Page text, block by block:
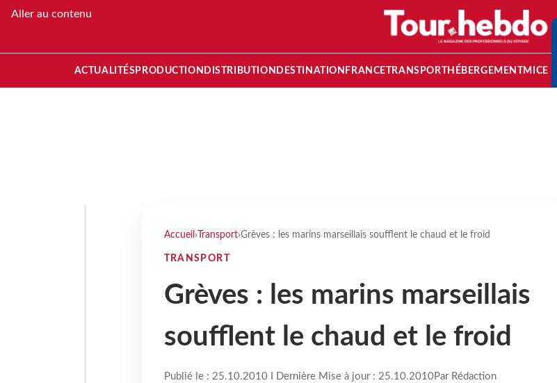
Aller au contenu
ACTUALITÉS PRODUCTION DISTRIBUTION DESTINATION FRANCETRANSPORT HÉBERGEMENTMICE
Accueil › Transport›Grèves : les marins marseillais soufflent le chaud et le froid
TRANSPORT
Grèves : les marins marseillais
soufflent le chaud et le froid
Publié le : 25.10.2010 I Dernière Mise à jour : 25.10.2010Par Rédaction